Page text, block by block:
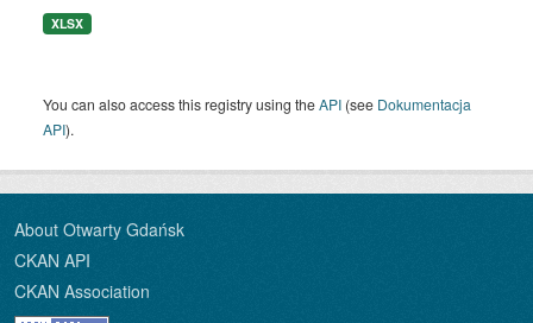
XLSX
You can also access this registry using theAPI (see Dokumentacja
API).
About Otwarty Gdańsk
CKAN API
CKAN Association